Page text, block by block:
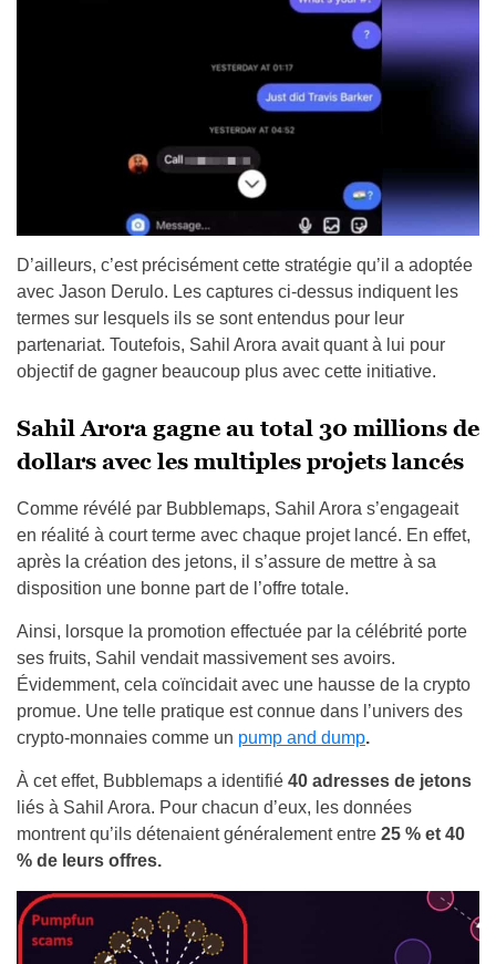
D’ailleurs, c’est précisément cette stratégie qu’il a adoptée
avec Jason Derulo. Les captures ci-dessus indiquent les
termes sur lesquels ils se sont entendus pour leur
partenariat. Toutefois, Sahil Arora avait quant à lui pour
objectif de gagner beaucoup plus avec cette initiative.
Sahil Arora gagne au total 30 millions de
dollars avec les multiples projets lancés
Comme révélé par Bubblemaps, Sahil Arora s’engageait
en réalité à court terme avec chaque projet lancé. En effet,
après la création des jetons, il s’assure de mettre à sa
disposition une bonne part de l’offre totale.
Ainsi, lorsque la promotion effectuée par la célébrité porte
ses fruits, Sahil vendait massivement ses avoirs.
Évidemment, cela coïncidait avec une hausse de la crypto
promue. Une telle pratique est connue dans l’univers des
crypto-monnaies comme un pump and dump.
À cet effet, Bubblemaps a identifié 40 adresses de jetons
liés à Sahil Arora. Pour chacun d’eux, les données
montrent qu’ils détenaient généralement entre 25 % et 40
% de leurs offres.